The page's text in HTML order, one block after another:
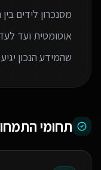
אוטומטית ועד
שהמידע הנכון
תחומי